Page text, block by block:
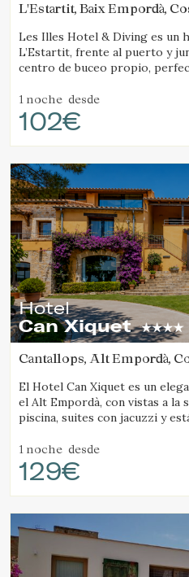
L'Estartit, Baix Empordà,
Les Illes Hotel & Diving es un
L’Estartit, frente al puerto y
centro de buceo propio,
1 noche desde
102€
Hotel
Can Xiquet
Cantallops, Alt Empordà,
El Hotel Can Xiquet es un
el Alt Empordà, con vistas a la
piscina, suites con jacuzzi y
1 noche desde
129€